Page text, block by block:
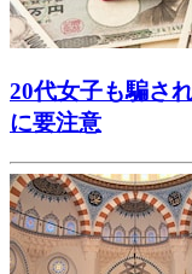
20代女子も騙さ
に要注意